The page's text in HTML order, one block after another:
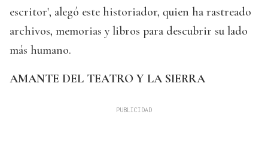
escritor', alegó este historiador, quien ha rastreado
archivos, memorias y libros para descubrir su lado
más humano.
AMANTE DEL TEATRO Y LA SIERRA